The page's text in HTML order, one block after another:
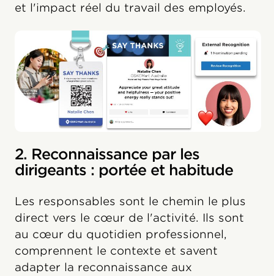
et l'impact réel du travail des employés.
2. Reconnaissance par les
dirigeants : portée et habitude
Les responsables sont le chemin le plus
direct vers le cœur de l'activité. Ils sont
au cœur du quotidien professionnel,
comprennent le contexte et savent
adapter la reconnaissance aux